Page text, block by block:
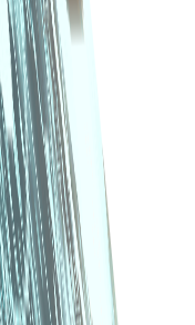
ul pentru a
specifice.
cum ar fi